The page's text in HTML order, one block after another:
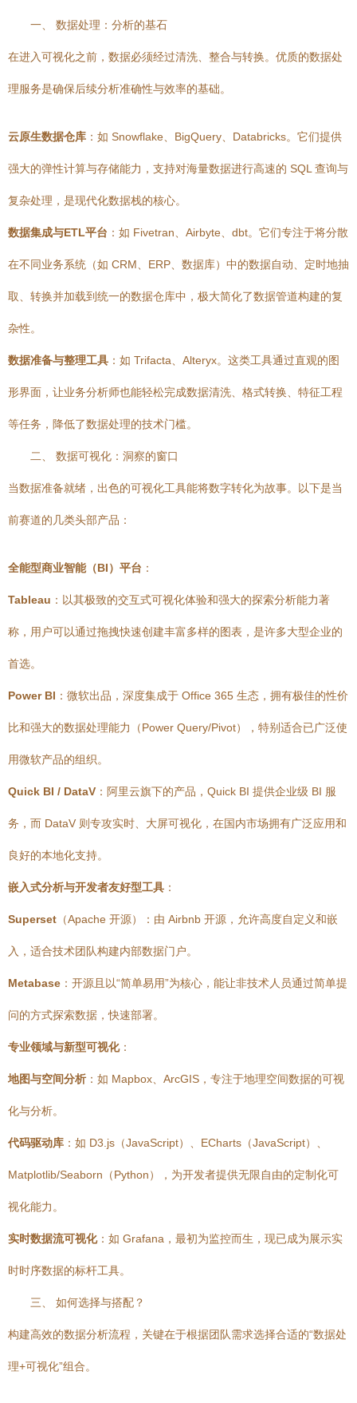
一、 数据处理：分析的基石
在进入可视化之前，数据必须经过清洗、整合与转换。优质的数据处
理服务是确保后续分析准确性与效率的基础。
云原生数据仓库 ：如 Snowflake、BigQuery、Databricks。它们提供
强大的弹性计算与存储能力，支持对海量数据进行高速的 SQL 查询与
复杂处理，是现代化数据栈的核心。
数据集成与ETL平台 ：如 Fivetran、Airbyte、dbt。它们专注于将分散
在不同业务系统（如 CRM、ERP、数据库）中的数据自动、定时地抽
取、转换并加载到统一的数据仓库中，极大简化了数据管道构建的复
杂性。
数据准备与整理工具 ：如 Trifacta、Alteryx。这类工具通过直观的图
形界面，让业务分析师也能轻松完成数据清洗、格式转换、特征工程
等任务，降低了数据处理的技术门槛。
二、 数据可视化：洞察的窗口
当数据准备就绪，出色的可视化工具能将数字转化为故事。以下是当
前赛道的几类头部产品：
全能型商业智能（BI）平台 ：
Tableau ：以其极致的交互式可视化体验和强大的探索分析能力著
称，用户可以通过拖拽快速创建丰富多样的图表，是许多大型企业的
首选。
Power BI ：微软出品，深度集成于 Office 365 生态，拥有极佳的性价
比和强大的数据处理能力（Power Query/Pivot），特别适合已广泛使
用微软产品的组织。
Quick BI / DataV ：阿里云旗下的产品，Quick BI 提供企业级 BI 服
务，而 DataV 则专攻实时、大屏可视化，在国内市场拥有广泛应用和
良好的本地化支持。
嵌入式分析与开发者友好型工具 ：
Superset （Apache 开源）：由 Airbnb 开源，允许高度自定义和嵌
入，适合技术团队构建内部数据门户。
Metabase ：开源且以“简单易用”为核心，能让非技术人员通过简单提
问的方式探索数据，快速部署。
专业领域与新型可视化：
地图与空间分析 ：如 Mapbox、ArcGIS，专注于地理空间数据的可视
化与分析。
代码驱动库 ：如 D3.js（JavaScript）、ECharts（JavaScript）、
Matplotlib/Seaborn（Python），为开发者提供无限自由的定制化可
视化能力。
实时数据流可视化：如 Grafana，最初为监控而生，现已成为展示实
时时序数据的标杆工具。
三、 如何选择与搭配？
构建高效的数据分析流程，关键在于根据团队需求选择合适的“数据处
理+可视化”组合。